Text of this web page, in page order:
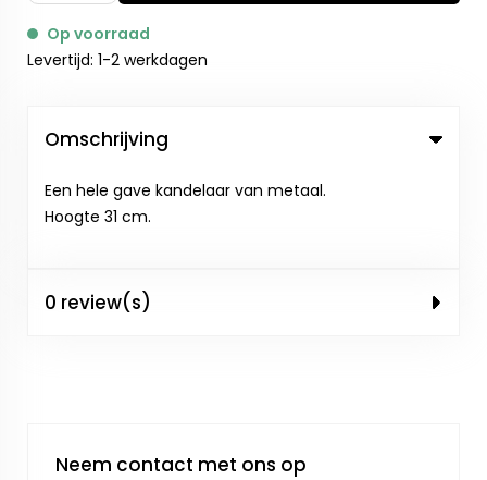
Op voorraad
Levertijd: 1-2 werkdagen
Omschrijving
Een hele gave kandelaar van metaal.
Hoogte 31 cm.
0 review(s)
Neem contact met ons op